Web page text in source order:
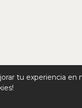
tu experiencia en